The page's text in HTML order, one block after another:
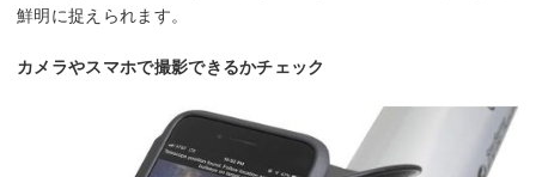
鮮明に捉えられます。
カメラやスマホで撮影できるかチェック